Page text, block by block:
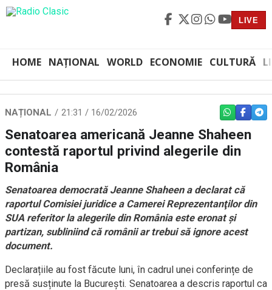
LIVE
HOME NAȚIONAL WORLD ECONOMIE CULTURĂ
NAȚIONAL 21:31 / 16/02/2026 WHATSAPP
Senatoarea americană Jeanne Shaheen
contestă raportul privind alegerile din
România
Senatoarea democrată Jeanne Shaheen a declarat că
raportul Comisiei juridice a Camerei Reprezentanţilor din
SUA referitor la alegerile din România este eronat și
partizan, subliniind că românii ar trebui să ignore acest
document.
Declarațiile au fost făcute luni, în cadrul unei conferințe de
presă susținute la București. Senatoarea a descris raportul ca